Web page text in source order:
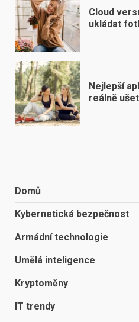
Cloud
ukládat
Nejlepší
reálně
Domů
Kybernetická bezpečnost
Armádní technologie
Umělá inteligence
Kryptoměny
IT trendy